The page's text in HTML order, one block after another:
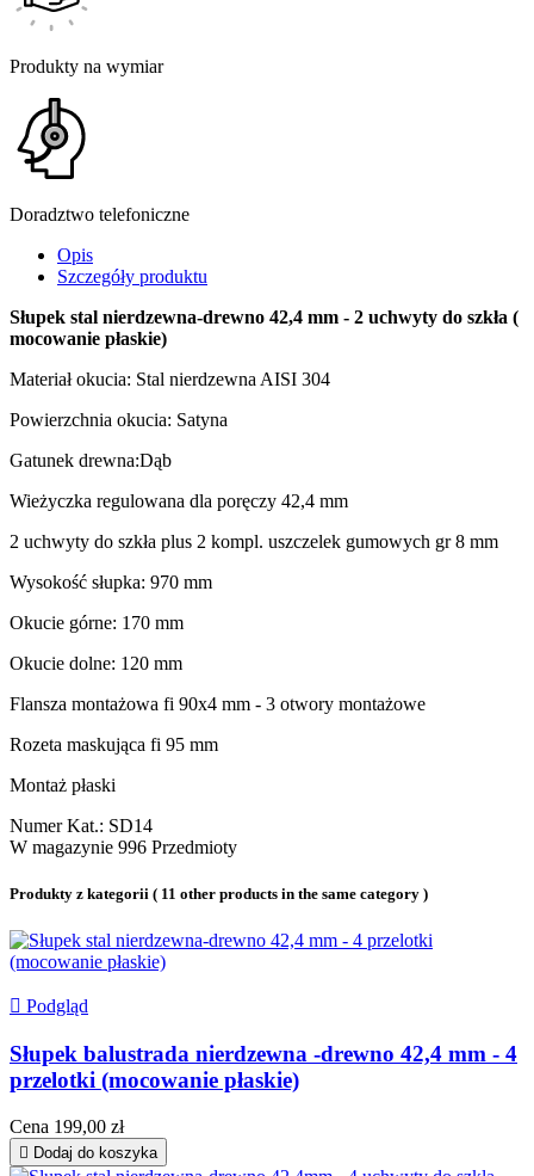
Produkty na wymiar
Doradztwo telefoniczne
Opis
Szczegóły produktu
Słupek stal nierdzewna-drewno 42,4 mm - 2 uchwyty do szkła (
mocowanie płaskie)
Materiał okucia: Stal nierdzewna AISI 304
Powierzchnia okucia: Satyna
Gatunek drewna:Dąb
Wieżyczka regulowana dla poręczy 42,4 mm
2 uchwyty do szkła plus 2 kompl. uszczelek gumowych gr 8 mm
Wysokość słupka: 970 mm
Okucie górne: 170 mm
Okucie dolne: 120 mm
Flansza montażowa fi 90x4 mm - 3 otwory montażowe
Rozeta maskująca fi 95 mm
Montaż płaski
Numer Kat.: SD14
W magazynie 996 Przedmioty
Produkty z kategorii ( 11 other products in the same category )
 Podgląd
Słupek balustrada nierdzewna -drewno 42,4 mm - 4
przelotki (mocowanie płaskie)
Cena 199,00 zł
 Dodaj do koszyka